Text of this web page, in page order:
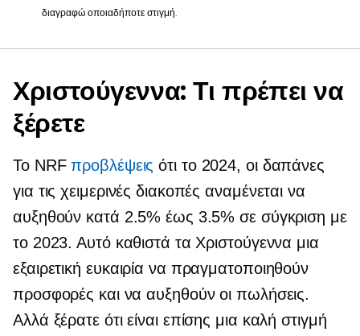
διαγραφώ οποιαδήποτε στιγμή.
Χριστούγεννα: Τι πρέπει να
ξέρετε
Το NRFπροβλέψεις ότι το 2024, οι δαπάνες
για τις χειμερινές διακοπές αναμένεται να
αυξηθούν κατά 2.5% έως 3.5% σε σύγκριση με
το 2023. Αυτό καθιστά τα Χριστούγεννα μια
εξαιρετική ευκαιρία να πραγματοποιηθούν
προσφορές και να αυξηθούν οι πωλήσεις.
Αλλά ξέρατε ότι είναι επίσης μια καλή στιγμή